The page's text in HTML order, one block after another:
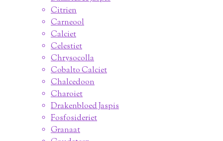
Citrien
Carneool
Calciet
Celestiet
Chrysocolla
Cobalto Calciet
Chalcedoon
Charoiet
Drakenbloed Jaspis
Fosfosideriet
Granaat